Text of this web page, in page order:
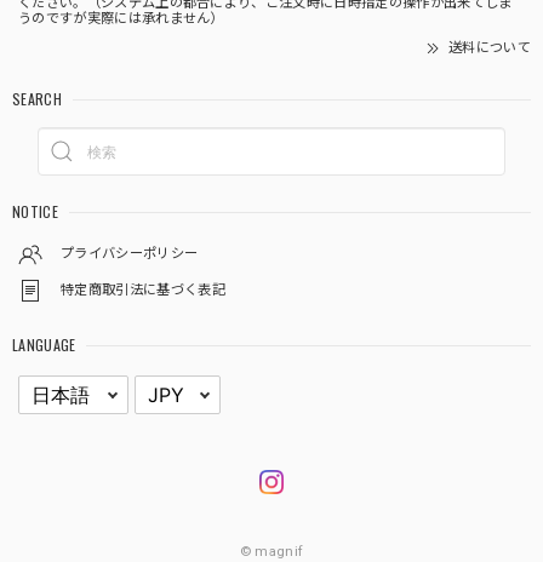
うのですが実際には承れません）
送料について
SEARCH
NOTICE
プライバシーポリシー
特定商取引法に基づく表記
LANGUAGE
© magnif